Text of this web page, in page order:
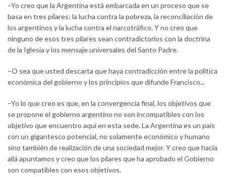
–Yo creo que la Argentina está embarcada en un proceso que se
basa en tres pilares: la lucha contra la pobreza, la reconciliación de
los argentinos y la lucha contra el narcotráfico. Y no creo que
ninguno de esos tres pilares sean contradictorios con la doctrina
de la Iglesia y los mensaje universales del Santo Padre.
–O sea que usted descarta que haya contradicción entre la política
económica del gobierno y los principios que difunde Francisco...
–Yo lo que creo es que, en la convergencia final, los objetivos que
se propone el gobierno argentino no son incompatibles con los
objetivo que encuentro aquí en esta sede. La Argentina es un país
con un gigantesco potencial, no solamente económico y humano
sino también de realización de una sociedad mejor. Y creo que hacia
allá apuntamos y creo que los pilares que ha aprobado el Gobierno
son compatibles con esos objetivos.